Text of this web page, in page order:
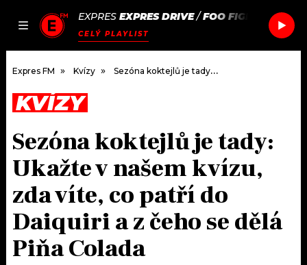
JAK
SEZNAM.CZ
EXPRES EXPRES DRIVE/FOO FIGHTERS MY
CELÝ PLAYLIST
DOMŮ
ČLÁNKY
AKTUÁLNĚ
HUDBA
ROZHOVORY
PODCASTY
JAK NALADIT
RÁDIO
Expres FM Kvízy Sezóna koktejlů je tady: Ukažte v našem kvízu, zda víte, co patří do Daiquiri a z čeho se dělá Piňa Colada
KVÍZY
Sezóna koktejlů je tady:
Ukažte v našem kvízu,
zda víte, co patří do
Daiquiri a z čeho se dělá
Piňa Colada